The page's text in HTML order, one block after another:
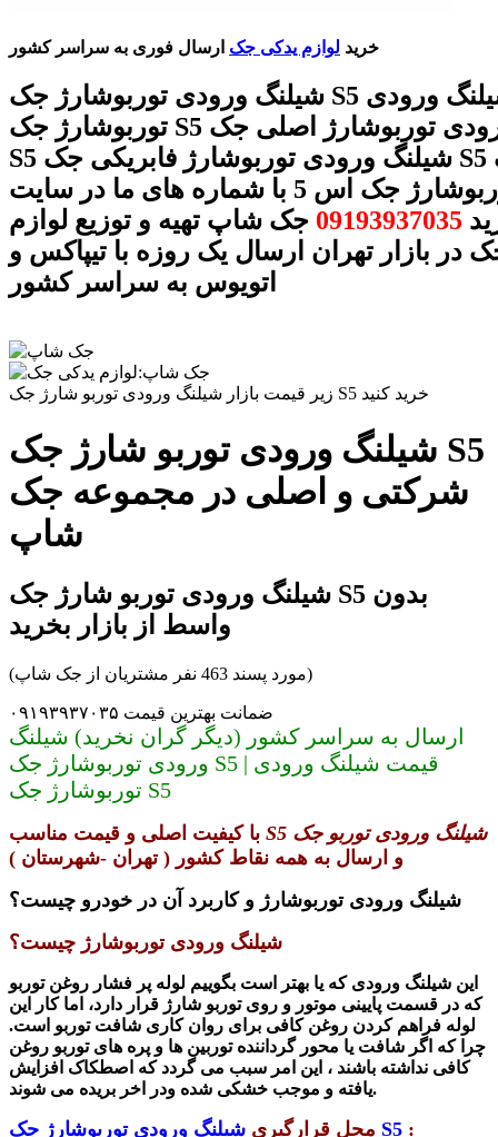
خرید لوازم یدکی جک ارسال فوری به سراسر کشور
شیلنگ ورودی توربوشارژ جک S5 قیمت شیلنگ ورودی
توربوشارژ جک S5 شیلنگ ورودی توربوشارژ اصلی جک
S5 شیلنگ ورودی توربوشارژ فابریکی جک S5 شیلنگ
ورودی توربوشارژ جک اس 5 با شماره های ما در سایت
09193937035 جک شاپ تهیه و توزیع لوازم
در بازار تهران ارسال یک روزه با تیپاکس و
اتویوس به سراسر کشور
زیر قیمت بازار شیلنگ ورودی توربو شارژ جک S5 خرید کنید
شیلنگ ورودی توربو شارژ جک S5
شرکتی و اصلی در مجموعه جک
شاپ
شیلنگ ورودی توربو شارژ جک S5 بدون
واسط از بازار بخرید
(مورد پسند 463 نفر مشتریان از جک شاپ)
ضمانت بهترین قیمت ۰۹۱۹۳۹۳۷۰۳۵
ارسال به سراسر کشور (دیگر گران نخرید) شیلنگ
ورودی توربوشارژ جک S5 | قیمت شیلنگ ورودی
توربوشارژ جک S5
شیلنگ ورودی توربو جک S5
با کیفیت اصلی و قیمت مناسب
و ارسال به همه نقاط کشور ( تهران -شهرستان )
شیلنگ ورودی توربوشارژ و کاربرد آن در خودرو چیست؟
شیلنگ ورودی توربوشارژ چیست؟
این شیلنگ ورودی که یا بهتر است بگوییم لوله پر فشار روغن توربو
که در قسمت پایینی موتور و روی توربو شارژ قرار دارد، اما کار این
لوله فراهم کردن روغن کافی برای روان کاری شافت توربو است.
چرا که اگر شافت یا محور گرداننده توربین ها و پره های توربو روغن
کافی نداشته باشند ، این امر سبب می گردد که اصطکاک افزایش
یافته و موجب خشکی شده ودر اخر بریده می شوند.
محل قرارگیری شیلنگ ورودی توربوشارژ جک S5 :